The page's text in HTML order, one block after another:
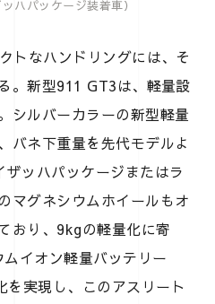
ハパッケージ装着車）
トなハンドリングには、そ
。新型911 GT3は、軽量設
シルバーカラーの新型軽量
バネ下重量を先代モデルよ
ッハパッケージまたはラ
マグネシウムホイールもオ
おり、9kgの軽量化に寄
イオン軽量バッテリー
実現し、このアスリート